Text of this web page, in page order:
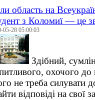
область на
з Коломиї — це
05-28 05:00:03
Здібний,
охочого до
не треба силувати
відповіді на свої